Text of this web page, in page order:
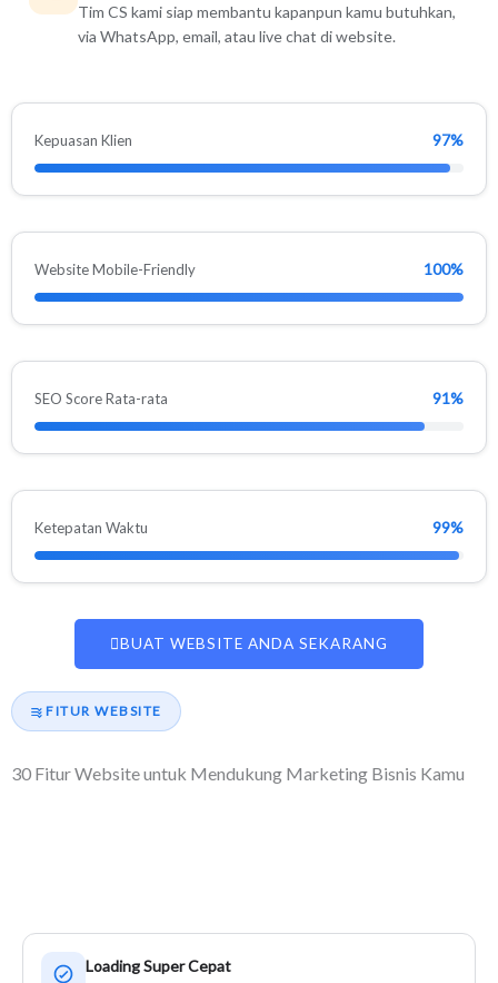
Tim CS kami siap membantu kapanpun kamu butuhkan,
via WhatsApp, email, atau live chat di website.
Kepuasan Klien 97%
Website Mobile-Friendly 100%
SEO Score Rata-rata 91%
Ketepatan Waktu 99%
BUAT WEBSITE ANDA SEKARANG
FITUR WEBSITE
30 Fitur Website untuk Mendukung Marketing Bisnis Kamu
Loading Super Cepat